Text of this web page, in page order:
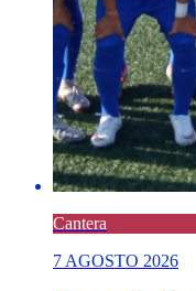
Cantera
7 AGOSTO 2026